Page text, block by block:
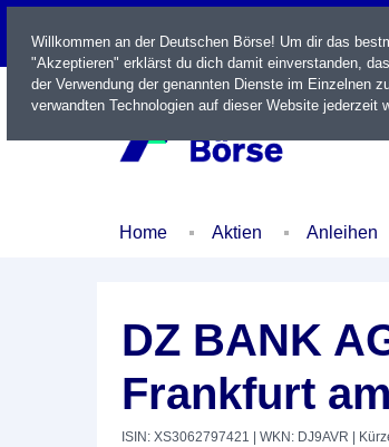
LIVE
Home Aktien Anleihen
DZ BANK
Frankfurt
ISIN: XS3062797421 | WKN: DJ9AVR |
Willkommen an der Deutschen Börse! Um dir das
"Akzeptieren" erklärst du dich damit einverstanden,
der Verwendung der genannten Dienste im Einzelnen
verwandten Technologien auf dieser Website jederzeit